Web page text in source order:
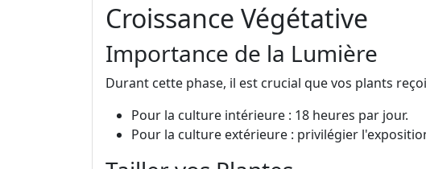
Croissance Végétative
Importance de la Lumière
Durant cette phase, il est crucial que vos plants
Pour la culture intérieure : 18 heures par jour.
Pour la culture extérieure : privilégier